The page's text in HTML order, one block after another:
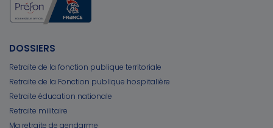
DOSSIERS
Retraite de la fonction publique territoriale
Retraite de la Fonction publique hospitalière
Retraite éducation nationale
Retraite militaire
Ma retraite de gendarme